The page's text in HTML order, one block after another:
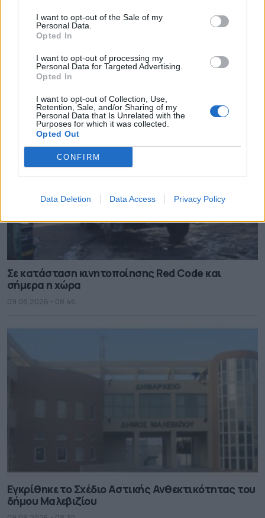
I want to opt-out of the Sale of my
Personal Data.
Opted In
I want to opt-out of processing my
Personal Data for Targeted Advertising.
Opted In
I want to opt-out of Collection, Use,
Retention, Sale, and/or Sharing of my
Personal Data that Is Unrelated with the
Purposes for which it was collected.
Opted Out
CONFIRM
Data Deletion Data Access Privacy Policy
Νέους Αντιπεριφερειάρχες όρισε ο Νίκος
Χαρδαλιάς
Σε κατάσταση κινητοποίησης Red Code και
σήμερα η χώρα
09.08.2026 - 08.46
Εγκρίθηκε το Σχέδιο Αστικής Ανθεκτικότητας του
δήμου Μαλεβιζίου